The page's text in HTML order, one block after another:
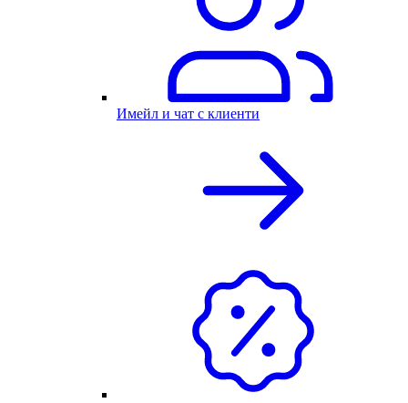
Имейл и чат с клиенти